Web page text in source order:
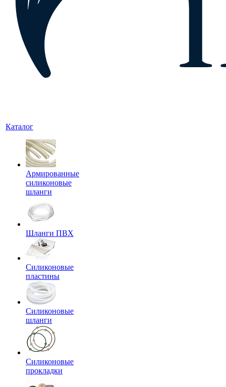
Каталог
Армированные
силиконовые
шланги
Шланги ПВХ
Силиконовые
пластины
Силиконовые
шланги
Силиконовые
прокладки